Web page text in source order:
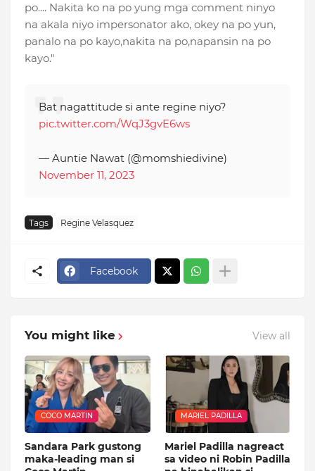
po.... Nakita ko na po yung mga comment ninyo
na akala niyo impersonator ako, okey na po yun,
panalo na po kayo,nakita na po,napansin na po
kayo."
Bat nagattitude si ante regine niyo?
pic.twitter.com/WqJ3gvE6ws
— Auntie Nawat (@momshiedivine)
November 11, 2023
Tags Regine Velasquez
Facebook
You might like View all
COCO MARTIN
Sandara Park gustong
maka-leading man si
MARIEL PADILLA
Mariel Padilla nagreact
sa video ni Robin Padilla